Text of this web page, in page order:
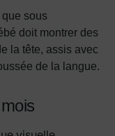
sous
doit montrer des
la tête, assis avec
de la langue.